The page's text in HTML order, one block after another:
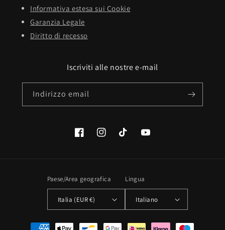
Informativa estesa sui Cookie
Garanzia Legale
Diritto di recesso
Iscriviti alle nostre e-mail
Indirizzo email
FacebookInstagramTikTok YouTube
Paese/Area geografica
Italia (EUR €)
Lingua
Italiano
Metodi